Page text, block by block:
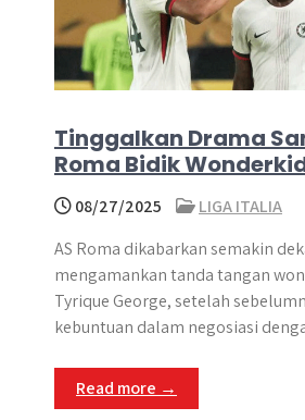
Tinggalkan Drama
Roma Bidik
08/27/2025
LIGA ITALIA
AS Roma dikabarkan semakin
mengamankan tanda tangan
Tyrique George, setelah
kebuntuan dalam negosiasi
Read more →